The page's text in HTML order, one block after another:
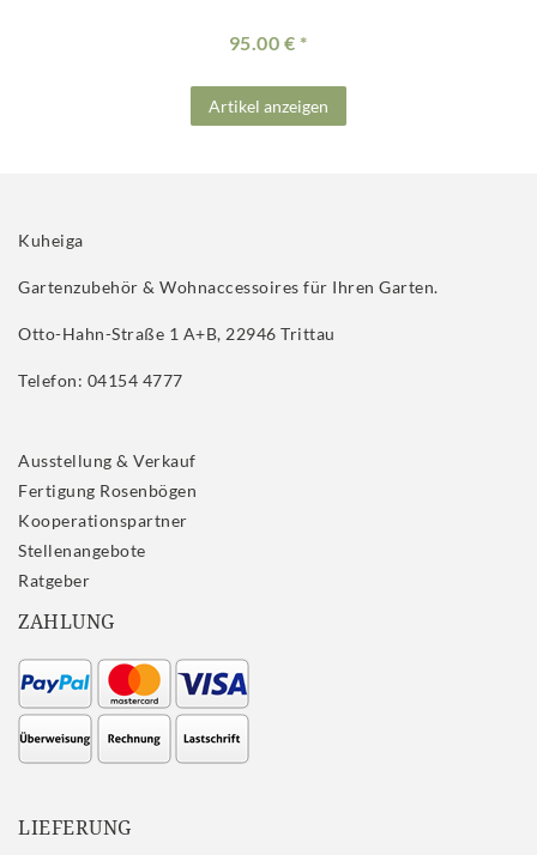
95.00 €
Artikel anzeigen
Kuheiga
Gartenzubehör & Wohnaccessoires für Ihren Garten.
Otto-Hahn-Straße 1 A+B, 22946 Trittau
Telefon: 04154 4777
Ausstellung & Verkauf
Fertigung Rosenbögen
Kooperationspartner
Stellenangebote
Ratgeber
ZAHLUNG
LIEFERUNG